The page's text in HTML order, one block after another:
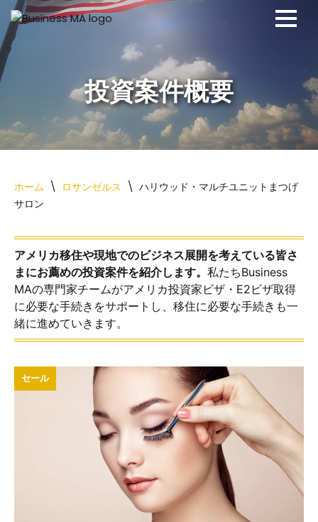
コ
へ
プ
ホーム \ ロサンゼルス \ ハリウッド・マルチユニットまつげ
サロン
アメリカ移住や現地でのビジネス展開を考えている皆さ
まにお薦めの投資案件を紹介します。 私たちBusiness
MAの専門家チームがアメリカ投資家ビザ・E2ビザ取得
に必要な手続きをサポートし、移住に必要な手続きも一
緒に進めていきます。
セール